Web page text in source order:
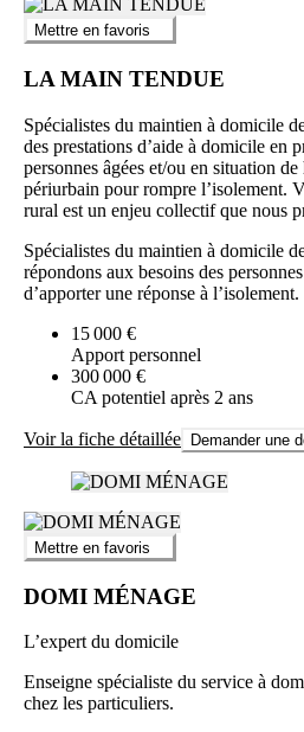
Mettre en favoris
LA MAIN TENDUE
Spécialistes du maintien à domicile
des prestations d’aide à domicile en
personnes âgées et/ou en situation
périurbain pour rompre l’isolement.
rural est un enjeu collectif que nous
Spécialistes du maintien à domicile
répondons aux besoins des
d’apporter une réponse à l’isolement.
15 000 €
Apport personnel
300 000 €
CA potentiel après 2 ans
Voir la fiche détaillée Demander une
Mettre en favoris
DOMI MÉNAGE
L’expert du domicile
Enseigne spécialiste du service à
chez les particuliers.